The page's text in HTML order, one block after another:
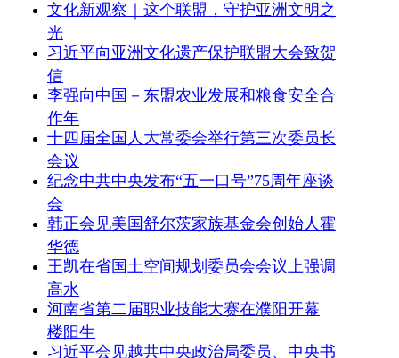
文化新观察｜这个联盟，守护亚洲文明之
光
习近平向亚洲文化遗产保护联盟大会致贺
信
李强向中国－东盟农业发展和粮食安全合
作年
十四届全国人大常委会举行第三次委员长
会议
纪念中共中央发布“五一口号”75周年座谈
会
韩正会见美国舒尔茨家族基金会创始人霍
华德
王凯在省国土空间规划委员会会议上强调
高水
河南省第二届职业技能大赛在濮阳开幕
楼阳生
习近平会见越共中央政治局委员、中央书